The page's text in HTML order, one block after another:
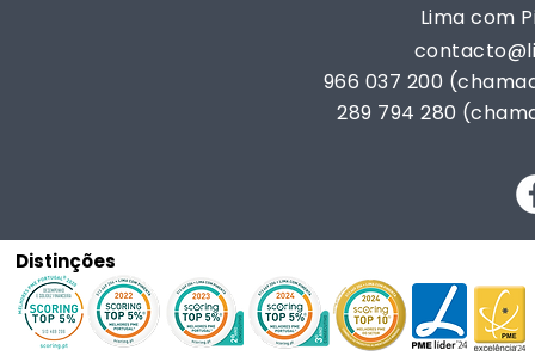
Lima com
966 037 200
289 794 280
Distinções